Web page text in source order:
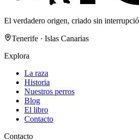
El verdadero origen, criado sin
Tenerife · Islas Canarias
Explora
La raza
Historia
Nuestros perros
Blog
El libro
Contacto
Contacto